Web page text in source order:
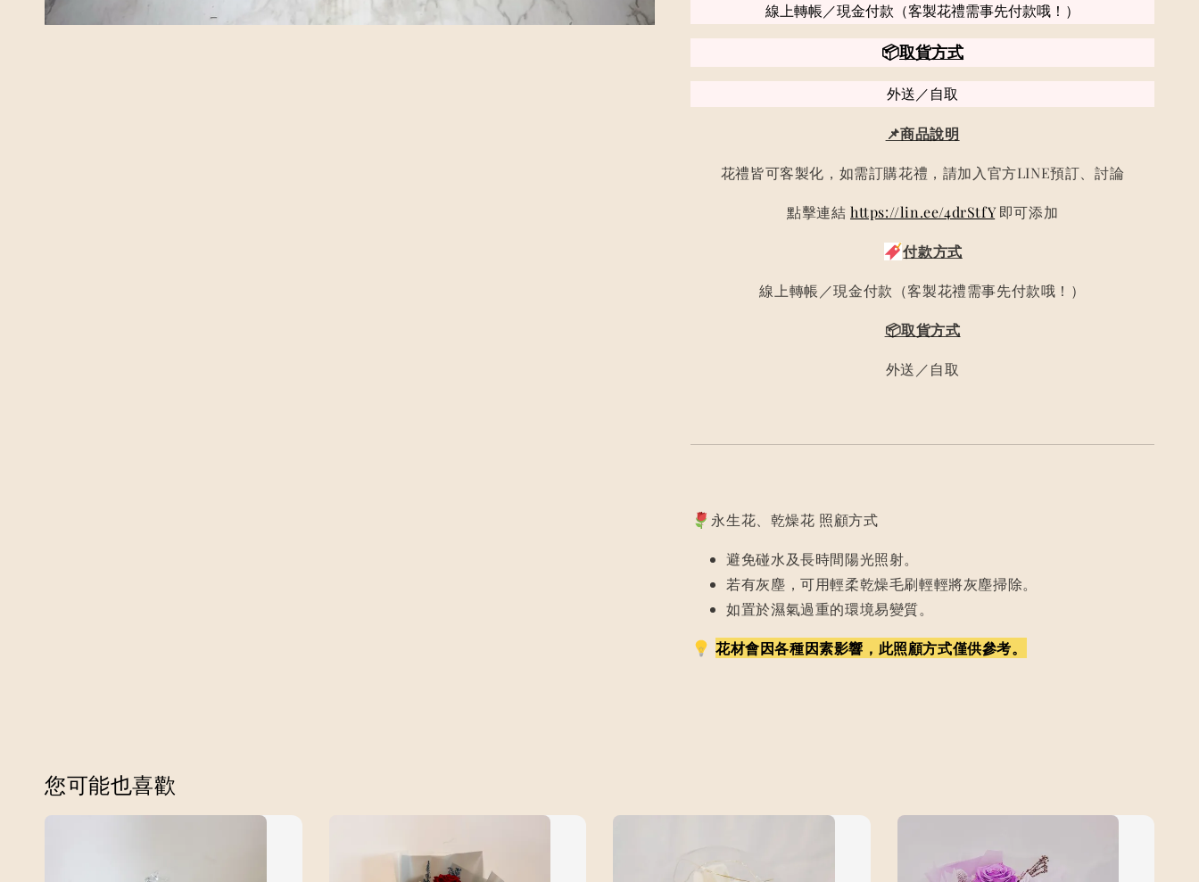
線上轉帳／現金付款（客製花禮需事先付款哦！）
📦取貨方式
外送／自取
📌商品說明
花禮皆可客製化，如需訂購花禮，請加入官方LINE預訂、討論
點擊連結 https://lin.ee/4drStfY即可添加
付款方式
線上轉帳／現金付款（客製花禮需事先付款哦！）
📦取貨方式
外送／自取
永生花、乾燥花 照顧方式
避免碰水及長時間陽光照射。
若有灰塵，可用輕柔乾燥毛刷輕輕將灰塵掃除。
如置於濕氣過重的環境易變質。
花材會因各種因素影響，此照顧方式僅供參考。
您可能也喜歡